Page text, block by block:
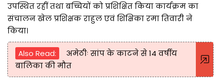
उपस्थित रहीं तथा बच्चियों को प्रशिक्षित किया कार्यक्रम का
संचालन खेल प्रशिक्षक राहुल एवं शिक्षिका रमा तिवारी ने
किया।
Also Read:
अमेठीः सांप के काटने से 14 वर्षीय
बालिका की मौत